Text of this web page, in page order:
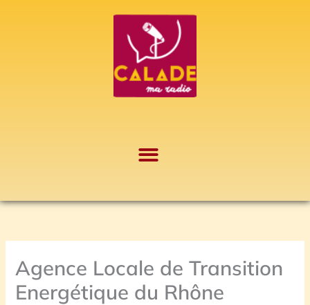
Agence Locale de Transition
Energétique du Rhône